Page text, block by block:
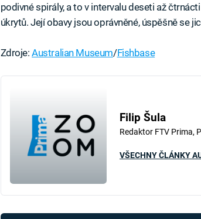
podivné spirály, a to v intervalu deseti až
úkrytů. Její obavy jsou oprávněné, úspěšně se
Zdroje:Australian Museum/Fishbase
Filip Šula
Redaktor FTV Prima,
VŠECHNY ČLÁNKY